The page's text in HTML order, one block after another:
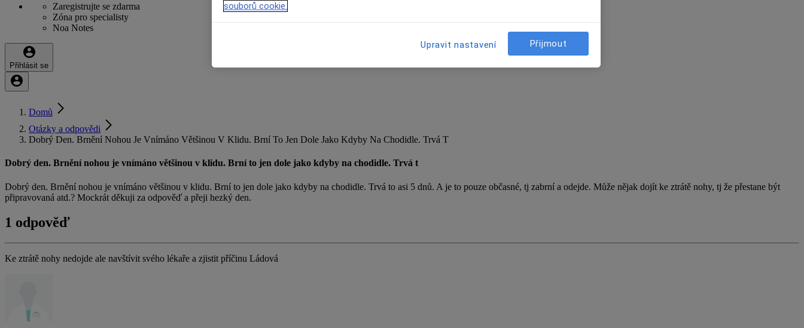
Zaregistrujte se zdarma
Zóna pro specialisty
Noa Notes
Přihlásit se
Domů
Otázky a odpovědi
Dobrý Den. Brnění Nohou Je Vnímáno Většinou V Klidu. Brní To Jen Dole Jako Kdyby Na Chodidle. Trvá T
Dobrý den. Brnění nohou je vnímáno většinou v klidu. Brní to jen dole jako kdyby na chodidle. Trvá t
Dobrý den. Brnění nohou je vnímáno většinou v klidu. Brní to jen dole jako kdyby na chodidle. Trvá to asi 5 dnů. A je to pouze občasné, tj zabrní a odejde. Může nějak dojít ke ztrátě nohy, tj že přestane být
připravovaná atd.? Mockrát děkuji za odpověď a přeji hezký den.
1 odpověď
Ke ztrátě nohy nedojde ale navštívit svého lékaře a zjistit příčinu Ládová
souborů cookie.
Upravit nastavení Přijmout